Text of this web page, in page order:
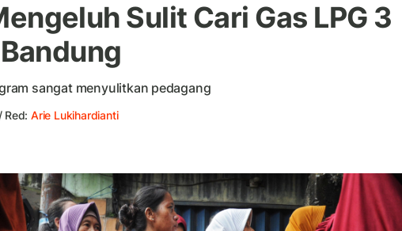
Sulit Cari Gas LPG 3
sangat menyulitkan pedagang
Red:Arie Lukihardianti